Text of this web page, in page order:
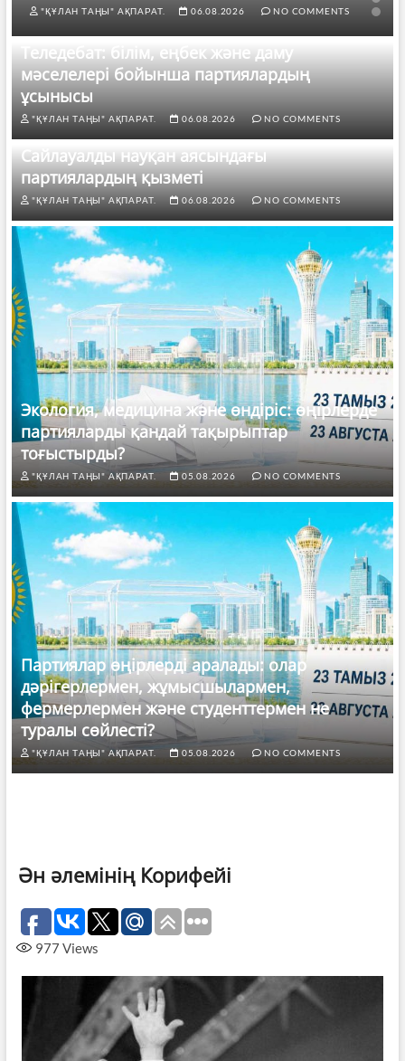
"ҚҰЛАН ТАҢЫ" АҚПАРАТ. 06.08.2026 NO COMMENTS
Теледебат: білім, еңбек және даму
мәселелері бойынша партиялардың
ұсынысы
"ҚҰЛАН ТАҢЫ" АҚПАРАТ. 06.08.2026 NO COMMENTS
Сайлауалды науқан аясындағы
партиялардың қызметі
"ҚҰЛАН ТАҢЫ" АҚПАРАТ. 06.08.2026 NO COMMENTS
Экология, медицина және өндіріс: өңірлерде
партияларды қандай тақырыптар
тоғыстырды?
"ҚҰЛАН ТАҢЫ" АҚПАРАТ. 05.08.2026 NO COMMENTS
Партиялар өңірлерді аралады: олар
дәрігерлермен, жұмысшылармен,
фермерлермен және студенттермен не
туралы сөйлесті?
"ҚҰЛАН ТАҢЫ" АҚПАРАТ. 05.08.2026 NO COMMENTS
Ән әлемінің Корифейі
977 Views